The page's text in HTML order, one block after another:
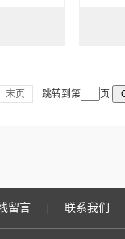
末页 跳转到第 页
留言 联系我们